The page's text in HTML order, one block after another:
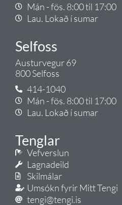
Mán - fös. 8:00 til 17:00
Lau. Lokað í sumar
Selfoss
Austurvegur 69
800 Selfoss
414-1040
Mán - fös. 8:00 til 17:00
Lau. Lokað í sumar
Tenglar
Vefverslun
Lagnadeild
Skilmálar
Umsókn fyrir Mitt Tengi
tengi@tengi.is